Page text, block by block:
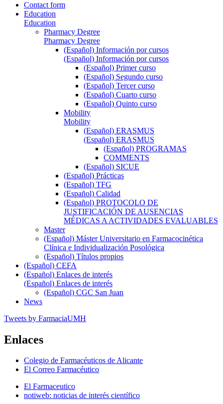
Contact form
Education
Education
Pharmacy Degree
Pharmacy Degree
(Español) Información por cursos
(Español) Información por cursos
(Español) Primer curso
(Español) Segundo curso
(Español) Tercer curso
(Español) Cuarto curso
(Español) Quinto curso
Mobility
Mobility
(Español) ERASMUS
(Español) ERASMUS
(Español) PROGRAMAS
COMMENTS
(Español) SICUE
(Español) Prácticas
(Español) TFG
(Español) Calidad
(Español) PROTOCOLO DE
JUSTIFICACIÓN DE AUSENCIAS
MÉDICAS A ACTIVIDADES EVALUABLES
Master
(Español) Máster Universitario en Farmacocinética
Clínica e Individualización Posológica
(Español) Títulos propios
(Español) CEFA
(Español) Enlaces de interés
(Español) Enlaces de interés
(Español) CGC San Juan
News
Tweets by FarmaciaUMH
Enlaces
Colegio de Farmacéuticos de Alicante
El Correo Farmacéutico
El Farmaceutico
notiweb: noticias de interés científico